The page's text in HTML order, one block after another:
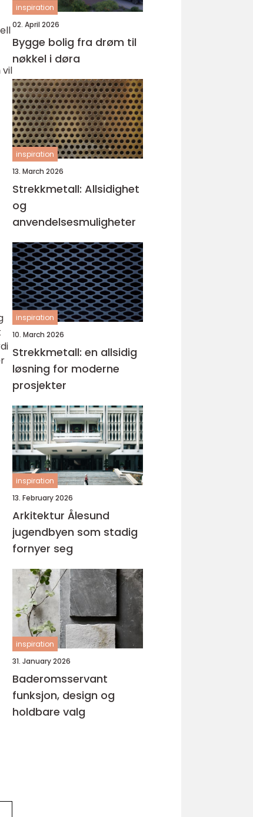
vil
inspiration
02. April 2026
Bygge bolig fra drøm til
nøkkel i døra
inspiration
13. March 2026
Strekkmetall: Allsidighet
og
anvendelsesmuligheter
inspiration
10. March 2026
Strekkmetall: en allsidig
løsning for moderne
prosjekter
inspiration
13. February 2026
Arkitektur Ålesund
jugendbyen som stadig
fornyer seg
inspiration
31. January 2026
Baderomsservant
funksjon, design og
holdbare valg